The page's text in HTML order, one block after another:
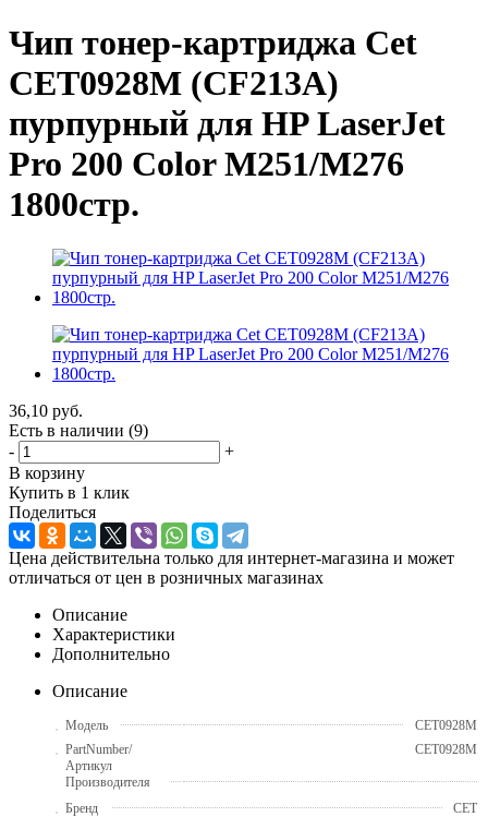
Чип тонер-картриджа Cet
CET0928M (CF213A)
пурпурный для HP LaserJet
Pro 200 Color M251/M276
1800стр.
36,10 руб.
Есть в наличии (9)
-
+
В корзину
Купить в 1 клик
Поделиться
Цена действительна только для интернет-магазина и может
отличаться от цен в розничных магазинах
Описание
Характеристики
Дополнительно
Описание
Модель
CET0928M
PartNumber/
Артикул
Производителя
CET0928M
Бренд
CET